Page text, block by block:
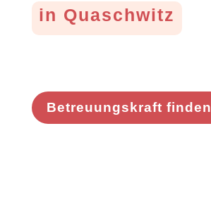
in Quaschwitz
Betreuungskraft finden